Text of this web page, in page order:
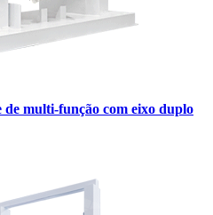
multi-função com eixo duplo